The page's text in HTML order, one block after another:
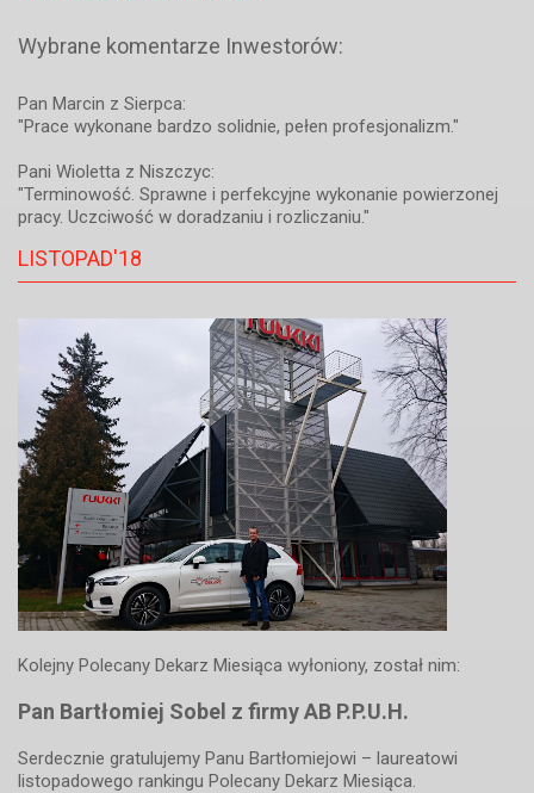
Wybrane komentarze Inwestorów:
Pan Marcin z Sierpca:
"Prace wykonane bardzo solidnie, pełen profesjonalizm."
Pani Wioletta z Niszczyc:
"Terminowość. Sprawne i perfekcyjne wykonanie powierzonej
pracy. Uczciwość w doradzaniu i rozliczaniu."
LISTOPAD'18
Kolejny Polecany Dekarz Miesiąca wyłoniony, został nim:
Pan Bartłomiej Sobel z firmy AB P.P.U.H.
Serdecznie gratulujemy Panu Bartłomiejowi – laureatowi
listopadowego rankingu Polecany Dekarz Miesiąca.